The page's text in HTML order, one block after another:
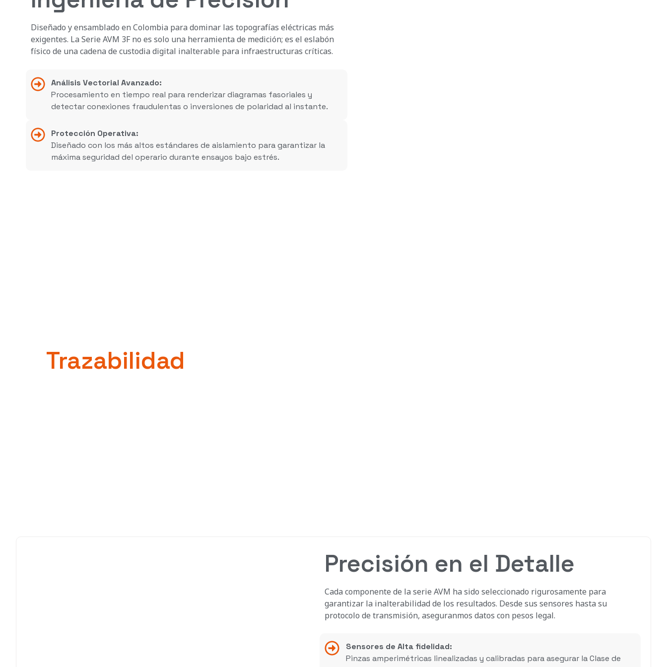
Diseñado y ensamblado en Colombia para dominar las topografías eléctricas más
exigentes. La Serie AVM 3F no es solo una herramienta de medición; es el eslabón
físico de una cadena de custodia digital inalterable para infraestructuras críticas.
Análisis Vectorial Avanzado:
Procesamiento en tiempo real para renderizar diagramas fasoriales y
detectar conexiones fraudulentas o inversiones de polaridad al instante.
Protección Operativa:
Diseñado con los más altos estándares de aislamiento para garantizar la
máxima seguridad del operario durante ensayos bajo estrés.
Trazabilidad
Precisión en el Detalle
Cada componente de la serie AVM ha sido seleccionado rigurosamente para
garantizar la inalterabilidad de los resultados. Desde sus sensores hasta su
protocolo de transmisión, aseguranmos datos con pesos legal.
Sensores de Alta fidelidad:
Pinzas amperimétricas linealizadas y calibradas para asegurar la Clase de